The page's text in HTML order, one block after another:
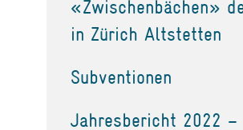
«Zwischenbächen»
in Zürich Altstetten
Subventionen
Jahresbericht 2022 –